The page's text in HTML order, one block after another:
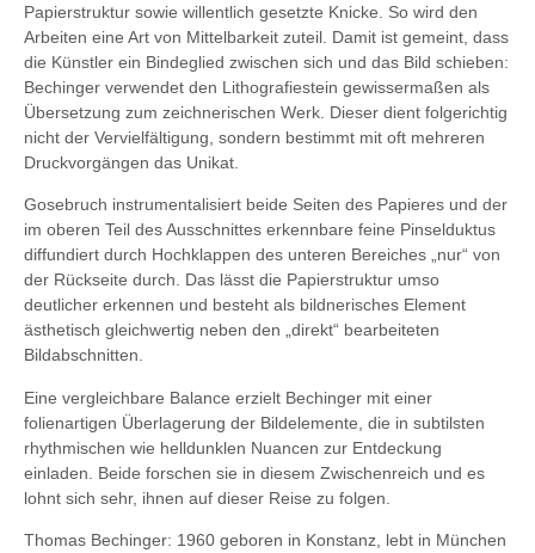
Papierstruktur sowie willentlich gesetzte Knicke. So wird den
Arbeiten eine Art von Mittelbarkeit zuteil. Damit ist gemeint, dass
die Künstler ein Bindeglied zwischen sich und das Bild schieben:
Bechinger verwendet den Lithografiestein gewissermaßen als
Übersetzung zum zeichnerischen Werk. Dieser dient folgerichtig
nicht der Vervielfältigung, sondern bestimmt mit oft mehreren
Druckvorgängen das Unikat.
Gosebruch instrumentalisiert beide Seiten des Papieres und der
im oberen Teil des Ausschnittes erkennbare feine Pinselduktus
diffundiert durch Hochklappen des unteren Bereiches „nur“ von
der Rückseite durch. Das lässt die Papierstruktur umso
deutlicher erkennen und besteht als bildnerisches Element
ästhetisch gleichwertig neben den „direkt“ bearbeiteten
Bildabschnitten.
Eine vergleichbare Balance erzielt Bechinger mit einer
folienartigen Überlagerung der Bildelemente, die in subtilsten
rhythmischen wie helldunklen Nuancen zur Entdeckung
einladen. Beide forschen sie in diesem Zwischenreich und es
lohnt sich sehr, ihnen auf dieser Reise zu folgen.
Thomas Bechinger: 1960 geboren in Konstanz, lebt in München